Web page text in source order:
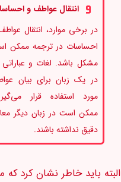
انتقال عواطف و
در برخی موارد، انتقال
احساسات در ترجمه ممکن
مشکل باشد. لغات و
در یک زبان برای بیان
مورد استفاده قرار
ممکن است در زبان دیگر
دقیق نداشته باشند.
البته باید خاطر نشان کرد